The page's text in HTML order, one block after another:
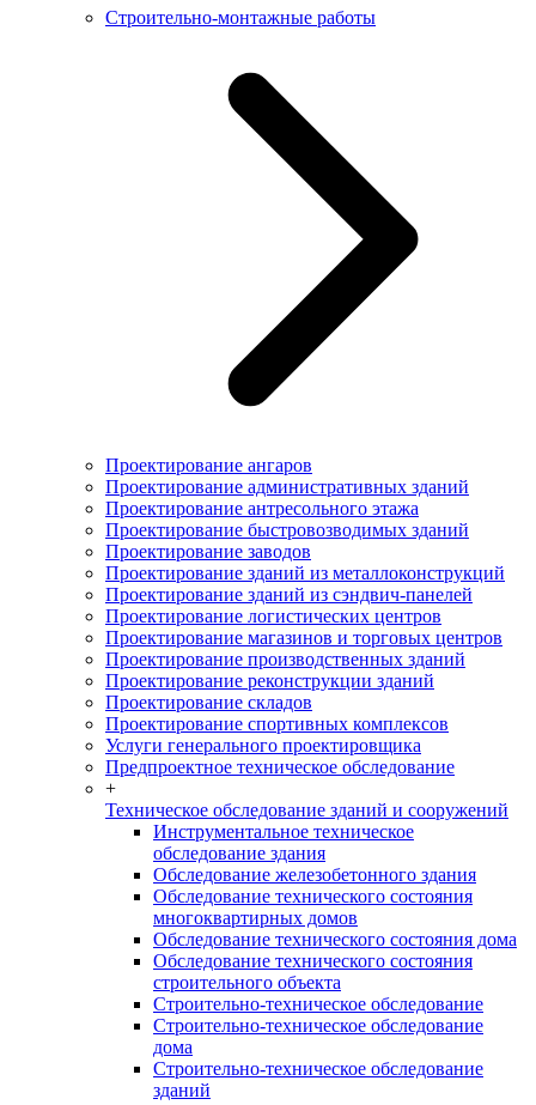
Строительно-монтажные работы
Проектирование ангаров
Проектирование административных зданий
Проектирование антресольного этажа
Проектирование быстровозводимых зданий
Проектирование заводов
Проектирование зданий из металлоконструкций
Проектирование зданий из сэндвич-панелей
Проектирование логистических центров
Проектирование магазинов и торговых центров
Проектирование производственных зданий
Проектирование реконструкции зданий
Проектирование складов
Проектирование спортивных комплексов
Услуги генерального проектировщика
Предпроектное техническое обследование
+
Техническое обследование зданий и сооружений
Инструментальное техническое
обследование здания
Обследование железобетонного здания
Обследование технического состояния
многоквартирных домов
Обследование технического состояния дома
Обследование технического состояния
строительного объекта
Строительно-техническое обследование
Строительно-техническое обследование
дома
Строительно-техническое обследование
зданий